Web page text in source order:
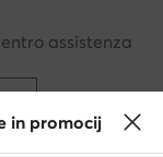
assistenza
in promocij